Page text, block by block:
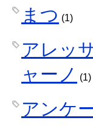
まつ (1)
アレッ
ャーノ
(1)
アンケ